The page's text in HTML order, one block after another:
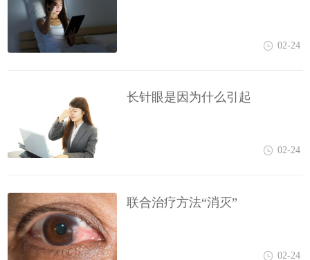
02-24
长针眼是因为什么引起
02-24
联合治疗方法“消灭”
02-24